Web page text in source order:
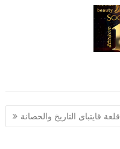
قلعة قايتباى التاريخ والحصانة